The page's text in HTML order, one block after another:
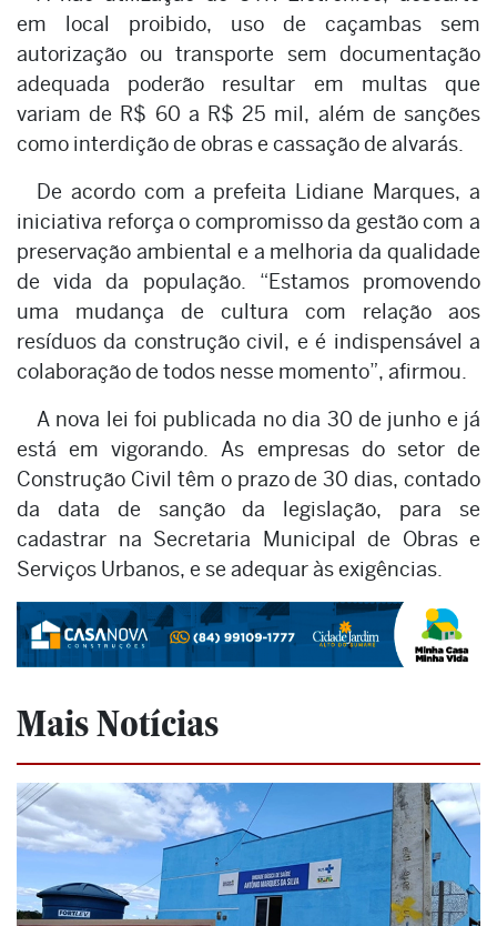
em local proibido, uso de caçambas sem
autorização ou transporte sem documentação
adequada poderão resultar em multas que
variam de R$ 60 a R$ 25 mil, além de sanções
como interdição de obras e cassação de alvarás.
De acordo com a prefeita Lidiane Marques, a
iniciativa reforça o compromisso da gestão com a
preservação ambiental e a melhoria da qualidade
de vida da população. “Estamos promovendo
uma mudança de cultura com relação aos
resíduos da construção civil, e é indispensável a
colaboração de todos nesse momento”, afirmou.
A nova lei foi publicada no dia 30 de junho e já
está em vigorando. As empresas do setor de
Construção Civil têm o prazo de 30 dias, contado
da data de sanção da legislação, para se
cadastrar na Secretaria Municipal de Obras e
Serviços Urbanos, e se adequar às exigências.
Mais Notícias